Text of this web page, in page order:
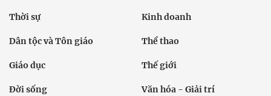
Thời sự Kinh doanh
Dân tộc và Tôn giáo Thể thao
Giáo dục Thế giới
Đời sống Văn hóa - Giải trí